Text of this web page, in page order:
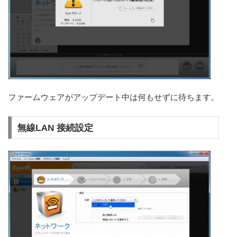
ファームウェアがアップデート中は何もせずに待ちます。
無線LAN 接続設定